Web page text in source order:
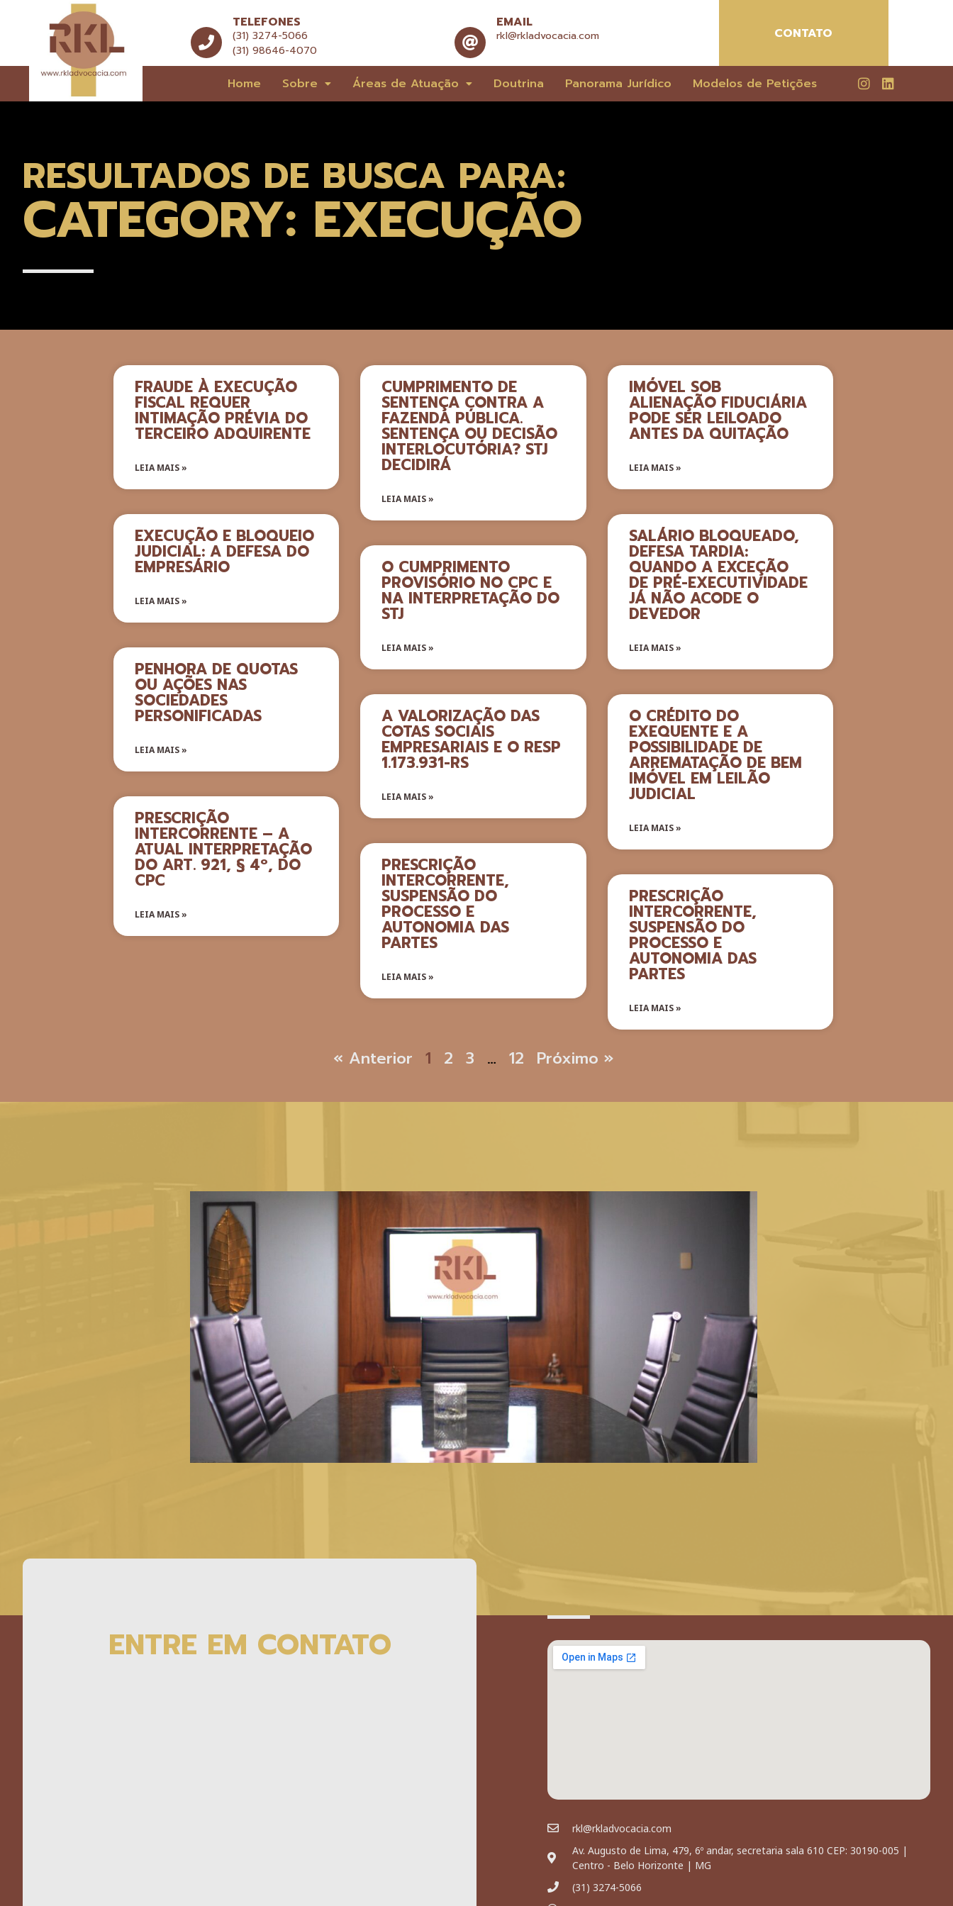
TELEFONES
(31) 3274-5066
(31) 98646-4070
EMAIL
rkl@rkladvocacia.com CONTATO
Home Sobre Áreas de Atuação Doutrina Panorama Jurídico Modelos de Petições
RESULTADOS DE BUSCA PARA:
CATEGORY: EXECUÇÃO
FRAUDE À EXECUÇÃO
FISCAL REQUER
INTIMAÇÃO PRÉVIA DO
TERCEIRO ADQUIRENTE
LEIA MAIS »
CUMPRIMENTO DE
SENTENÇA CONTRA A
FAZENDA PÚBLICA.
SENTENÇA OU DECISÃO
INTERLOCUTÓRIA? STJ
DECIDIRÁ
LEIA MAIS »
IMÓVEL SOB
ALIENAÇÃO FIDUCIÁRIA
PODE SER LEILOADO
ANTES DA QUITAÇÃO
LEIA MAIS »
EXECUÇÃO E BLOQUEIO
JUDICIAL: A DEFESA DO
EMPRESÁRIO
LEIA MAIS »
O CUMPRIMENTO
PROVISÓRIO NO CPC E
NA INTERPRETAÇÃO DO
STJ
LEIA MAIS »
SALÁRIO BLOQUEADO,
DEFESA TARDIA:
QUANDO A EXCEÇÃO
DE PRÉ-EXECUTIVIDADE
JÁ NÃO ACODE O
DEVEDOR
LEIA MAIS »
PENHORA DE QUOTAS
OU AÇÕES NAS
SOCIEDADES
PERSONIFICADAS
LEIA MAIS »
A VALORIZAÇÃO DAS
COTAS SOCIAIS
EMPRESARIAIS E O RESP
1.173.931-RS
LEIA MAIS »
O CRÉDITO DO
EXEQUENTE E A
POSSIBILIDADE DE
ARREMATAÇÃO DE BEM
IMÓVEL EM LEILÃO
JUDICIAL
LEIA MAIS »
PRESCRIÇÃO
INTERCORRENTE – A
ATUAL INTERPRETAÇÃO
DO ART. 921, § 4º, DO
CPC
LEIA MAIS »
PRESCRIÇÃO
INTERCORRENTE,
SUSPENSÃO DO
PROCESSO E
AUTONOMIA DAS
PARTES
LEIA MAIS »
PRESCRIÇÃO
INTERCORRENTE,
SUSPENSÃO DO
PROCESSO E
AUTONOMIA DAS
PARTES
LEIA MAIS »
« Anterior 1 2 3 … 12 Próximo »
ENTRE EM CONTATO
rkl@rkladvocacia.com
Av. Augusto de Lima, 479, 6º andar, secretaria sala 610 CEP: 30190-005 |
Centro - Belo Horizonte | MG
(31) 3274-5066